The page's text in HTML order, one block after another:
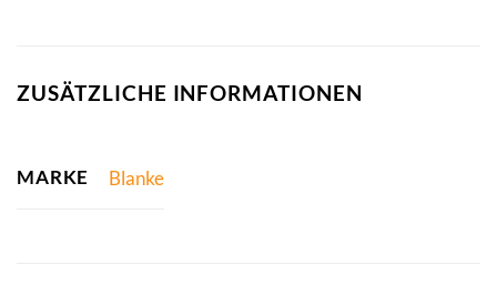
ZUSÄTZLICHE INFORMATIONEN
MARKE Blanke